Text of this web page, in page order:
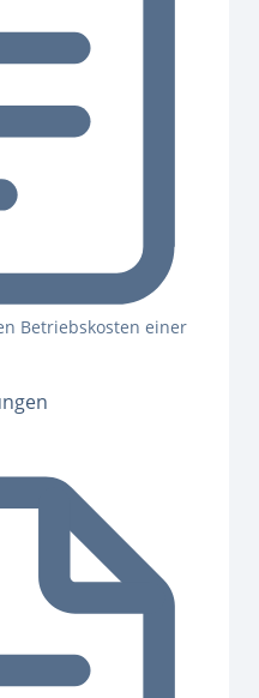
Betriebskosten einer